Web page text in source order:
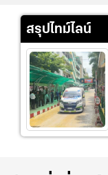
สรุปไทม์ไลน์